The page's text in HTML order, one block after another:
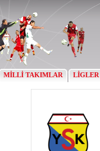
MİLLİ TAKIMLAR LİGLER